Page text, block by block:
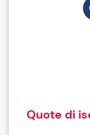
Quote di